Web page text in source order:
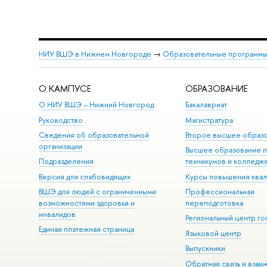
НИУ ВШЭ в Нижнем Новгороде → Образовательные программы
О КАМПУСЕ
О НИУ ВШЭ – Нижний Новгород
Руководство
Сведения об образовательной
организации
Подразделения
Версия для слабовидящих
ВШЭ для людей с ограниченными
возможностями здоровья и
инвалидов
Единая платежная страница
ОБРАЗОВАНИЕ
Бакалавриат
Магистратура
Второе высшее
Высшее образование
техникумов и
Курсы повышения
Профессиональная
переподготовка
Региональный центр
Языковой центр
Выпускники
Обратная связь и